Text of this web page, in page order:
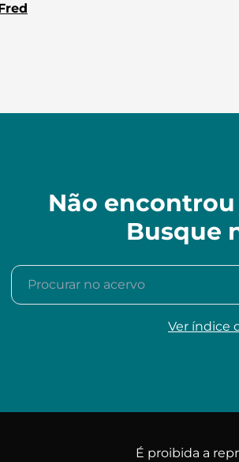
Não
Busque
Procurar no acervo
Ver índice
É proibida a